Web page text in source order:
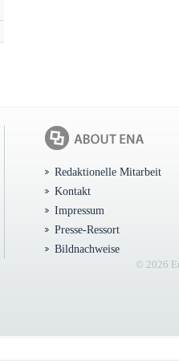
Redaktionelle Mitarbeit
Kontakt
Impressum
Presse-Ressort
Bildnachweise
© 2026